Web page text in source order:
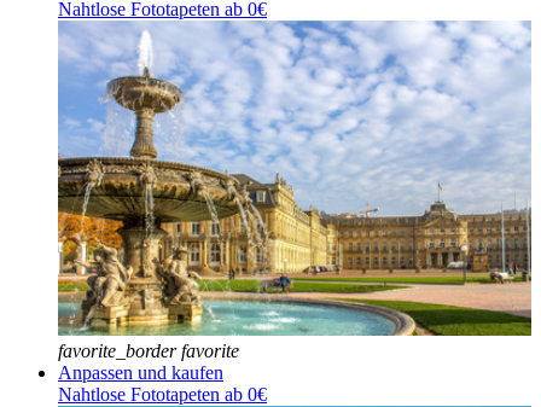
Nahtlose Fototapeten ab 0€
favorite_border favorite
Anpassen und kaufen
Nahtlose Fototapeten ab 0€